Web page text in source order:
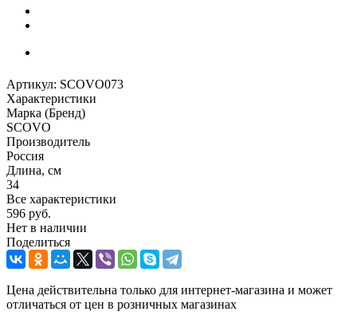
Артикул: SCOVO073
Характеристики
Марка (Бренд)
SCOVO
Производитель
Россия
Длина, см
34
Все характеристики
596 руб.
Нет в наличии
Поделиться
Цена действительна только для интернет-магазина и может
отличаться от цен в розничных магазинах